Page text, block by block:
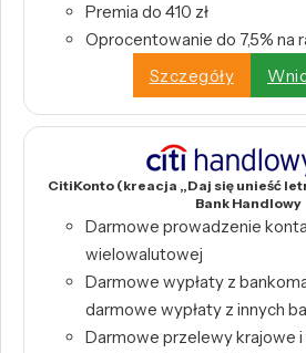
Premia do 410 zł
Oprocentowanie do 7,5% na
Szczegóły
CitiKonto (kreacja „Daj się unieść
Bank Handlowy
Darmowe prowadzenie
wielowalutowej
Darmowe wypłaty z
darmowe wypłaty z innych
Darmowe przelewy krajowe